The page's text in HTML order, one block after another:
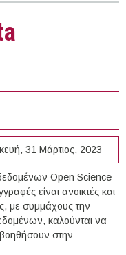
31 Μάρτιος, 2023
Open Science
είναι ανοικτές και
με συμμάχους την
καλούνται να
στην